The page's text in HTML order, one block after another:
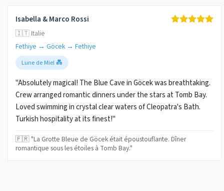
Isabella & Marco Rossi
🇮🇹 Italie
Fethiye → Göcek → Fethiye
Lune de Miel 💑
"Absolutely magical! The Blue Cave in Göcek was breathtaking.
Crew arranged romantic dinners under the stars at Tomb Bay.
Loved swimming in crystal clear waters of Cleopatra's Bath.
Turkish hospitality at its finest!"
🇫🇷 "La Grotte Bleue de Göcek était époustouflante. Dîner
romantique sous les étoiles à Tomb Bay."